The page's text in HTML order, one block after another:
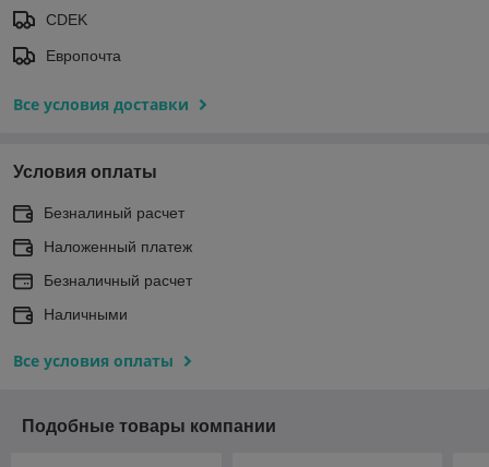
CDEK
Европочта
Все условия доставки
Условия оплаты
Безналиный расчет
Наложенный платеж
Безналичный расчет
Наличными
Все условия оплаты
Подобные товары компании